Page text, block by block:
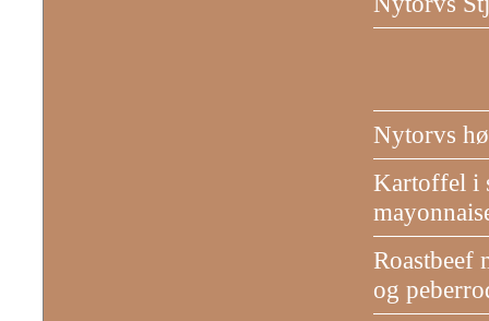
Nytorvs
Kartoffel i
Roastbeef
og